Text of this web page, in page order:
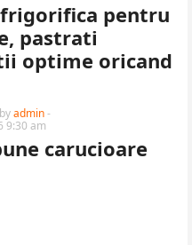
pentru
pastrati
optime oricand
admin-
9:30 am
carucioare